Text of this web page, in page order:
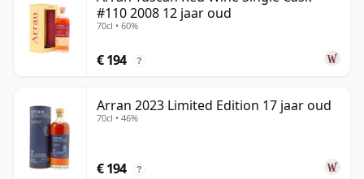
#110 2008 12 jaar oud
70cl • 60%
€ 194 ?
Arran 2023 Limited Edition 17 jaar oud
70cl • 46%
€ 194 ?